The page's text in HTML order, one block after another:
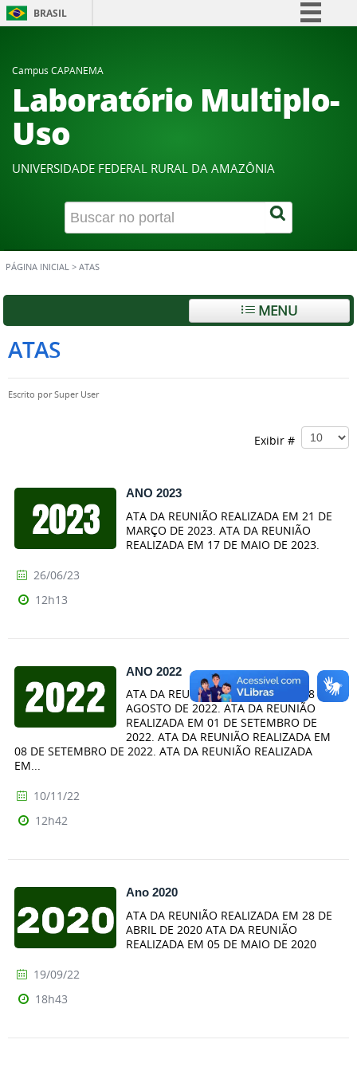
BRASIL
Participe
Acesso à informação
Canais
Campus CAPANEMA
Laboratório Multiplo-
Uso
UNIVERSIDADE FEDERAL RURAL DA AMAZÔNIA
PÁGINA INICIAL > ATAS
MENU
ATAS
Escrito porSuper User
Exibir #
ANO 2023
ATA DA REUNIÃO REALIZADA EM 21 DE
MARÇO DE 2023. ATA DA REUNIÃO
REALIZADA EM 17 DE MAIO DE 2023.
26/06/23
12h13
ANO 2022
ATA DA REUNIÃO REALIZADA EM 18 DE
AGOSTO DE 2022. ATA DA REUNIÃO
REALIZADA EM 01 DE SETEMBRO DE
2022. ATA DA REUNIÃO REALIZADA EM
08 DE SETEMBRO DE 2022. ATA DA REUNIÃO REALIZADA
EM...
10/11/22
12h42
Ano 2020
ATA DA REUNIÃO REALIZADA EM 28 DE
ABRIL DE 2020 ATA DA REUNIÃO
REALIZADA EM 05 DE MAIO DE 2020
19/09/22
18h43